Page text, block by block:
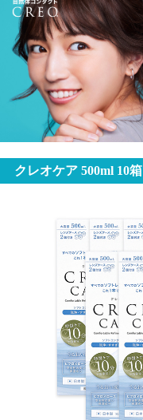
クレオケア 500ml 10箱